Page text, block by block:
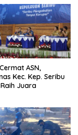
ASN,
Kec. Kep. Seribu
Juara